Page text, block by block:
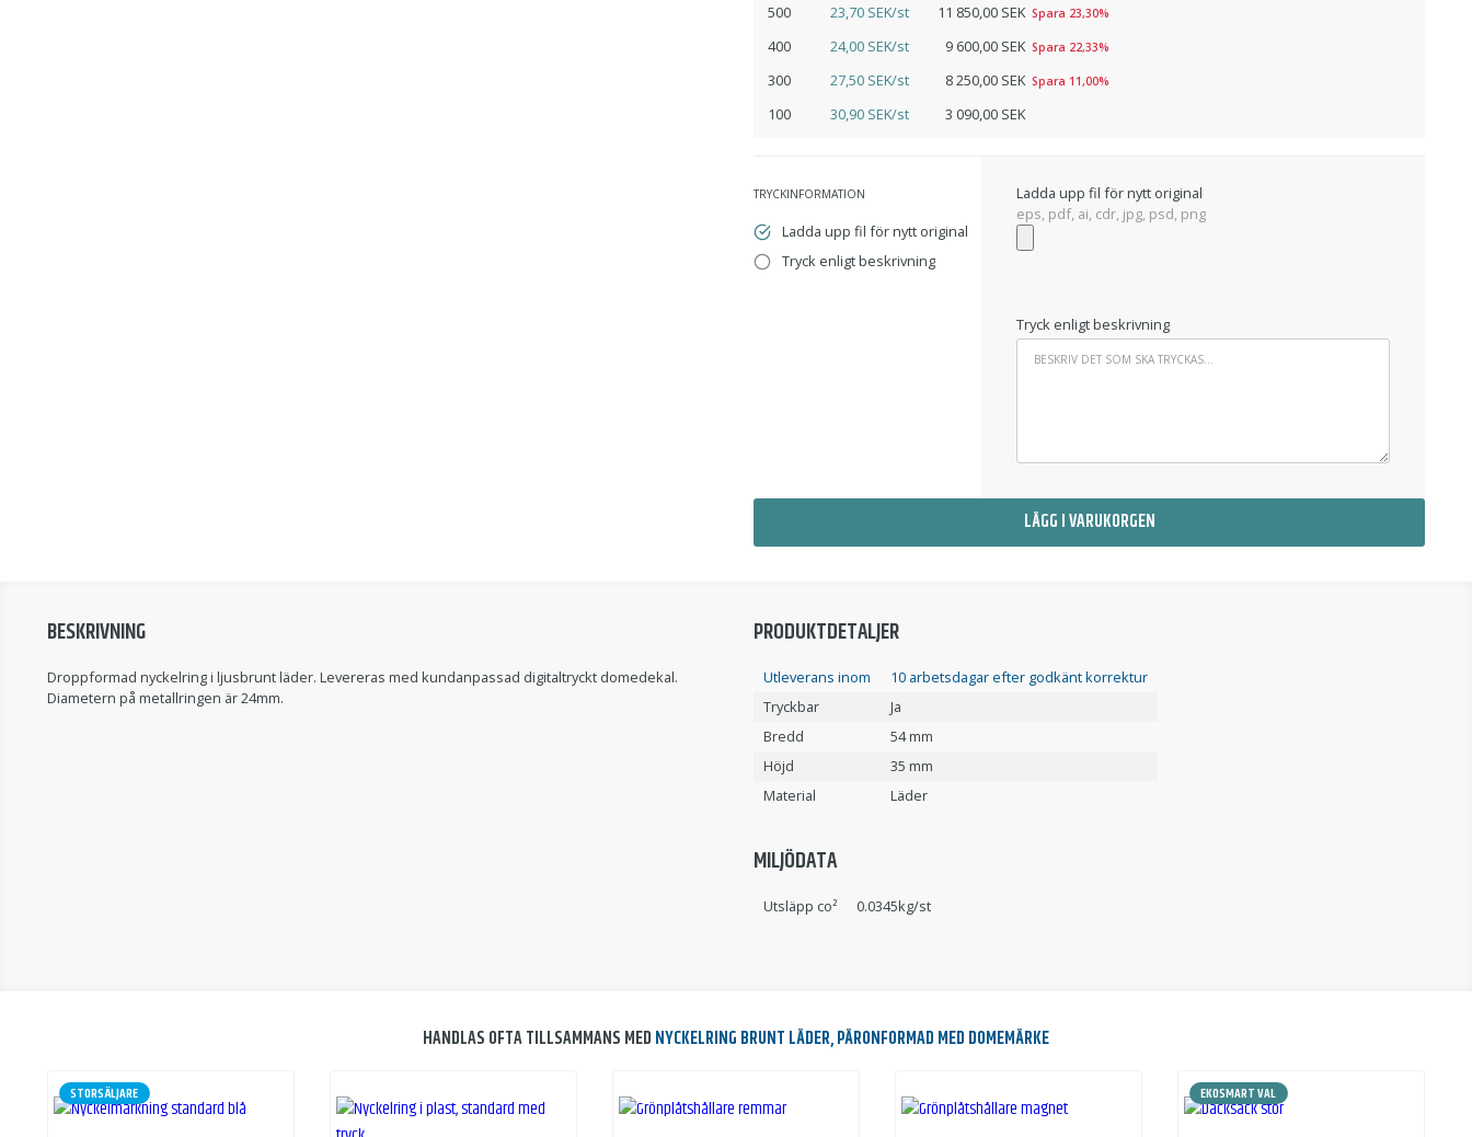
500 23,70 SEK/st 11 850,00 SEK Spara 23,30%
400 24,00 SEK/st 9 600,00 SEK Spara 22,33%
300 27,50 SEK/st 8 250,00 SEK Spara 11,00%
100 30,90 SEK/st 3 090,00 SEK
TRYCKINFORMATION
Ladda upp fil för nytt original
Tryck enligt beskrivning
Ladda upp fil för nytt original
eps, pdf, ai, cdr, jpg, psd, png
Tryck enligt beskrivning
LÄGG I VARUKORGEN
BESKRIVNING
Droppformad nyckelring i ljusbrunt läder. Levereras med kundanpassad digitaltryckt domedekal.
Diametern på metallringen är 24mm.
PRODUKTDETALJER
Utleverans inom
10 arbetsdagar efter godkänt korrektur
Tryckbar
Ja
Bredd
54 mm
Höjd
35 mm
Material
Läder
MILJÖDATA
Utsläpp co² 0.0345kg/st
HANDLAS OFTA TILLSAMMANS MED NYCKELRING BRUNT LÄDER, PÄRONFORMAD MED DOMEMÄRKE
STORSÄLJARE EKOSMART VAL